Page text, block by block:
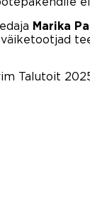
Marika
Talutoit